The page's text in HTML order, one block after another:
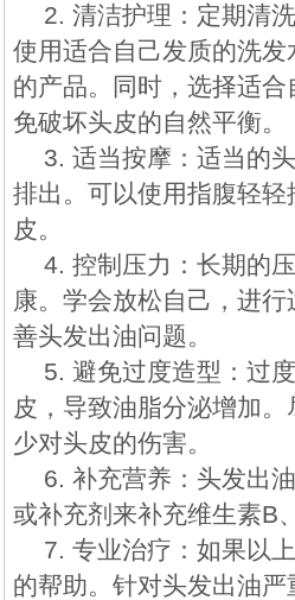
2. 清洁护理：定期清
使用适合自己发质的洗
的产品。同时，选择适
免破坏头皮的自然平衡。
3. 适当按摩：适当的
排出。可以使用指腹轻
皮。
4. 控制压力：长期的
康。学会放松自己，进
善头发出油问题。
5. 避免过度造型：过
皮，导致油脂分泌增加
少对头皮的伤害。
6. 补充营养：头发出
或补充剂来补充维生素B
7. 专业治疗：如果以
的帮助。针对头发出油